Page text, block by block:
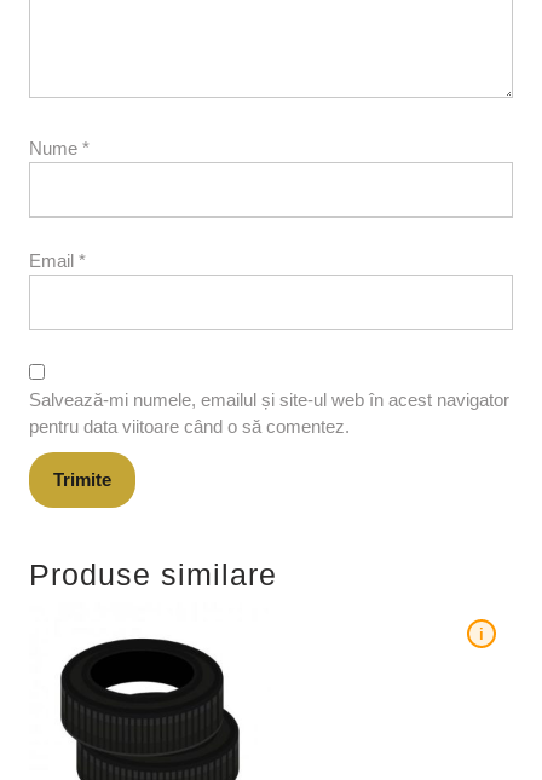
Nume *
Email *
Salvează-mi numele, emailul și site-ul web în acest navigator
pentru data viitoare când o să comentez.
Produse similare
i